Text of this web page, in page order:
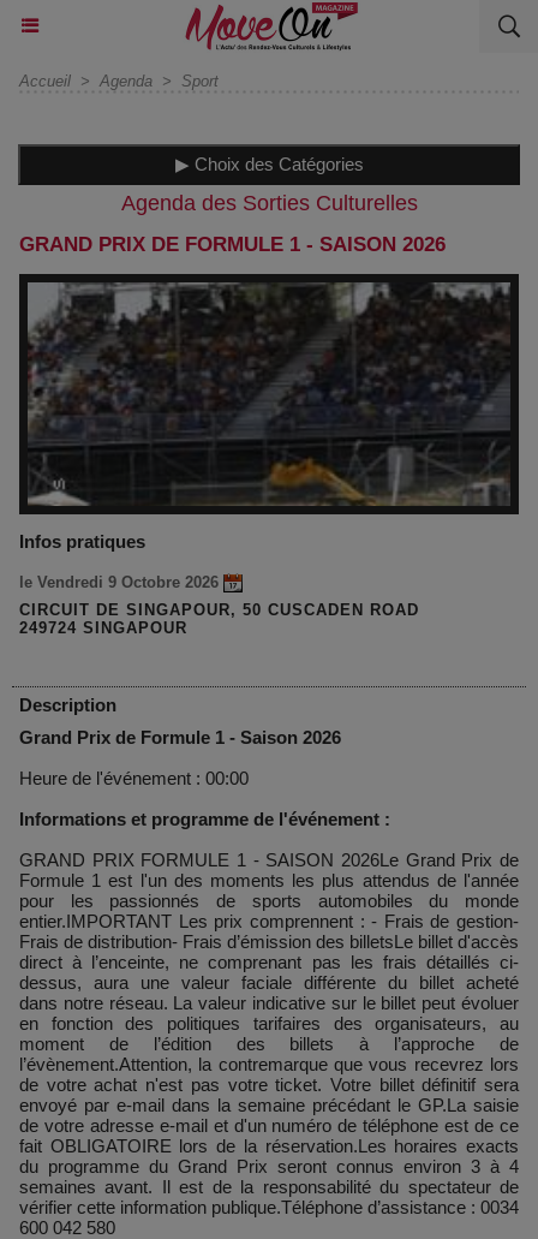
Accueil > Agenda > Sport
▶ Choix des Catégories
Agenda des Sorties Culturelles
GRAND PRIX DE FORMULE 1 - SAISON 2026
Infos pratiques
le Vendredi 9 Octobre 2026
CIRCUIT DE SINGAPOUR, 50 CUSCADEN ROAD
249724 SINGAPOUR
Description
Grand Prix de Formule 1 - Saison 2026
Heure de l'événement : 00:00
Informations et programme de l'événement :
GRAND PRIX FORMULE 1 - SAISON 2026Le Grand Prix de
Formule 1 est l'un des moments les plus attendus de l'année
pour les passionnés de sports automobiles du monde
entier.IMPORTANT Les prix comprennent : - Frais de gestion-
Frais de distribution- Frais d’émission des billetsLe billet d'accès
direct à l’enceinte, ne comprenant pas les frais détaillés ci-
dessus, aura une valeur faciale différente du billet acheté
dans notre réseau. La valeur indicative sur le billet peut évoluer
en fonction des politiques tarifaires des organisateurs, au
moment de l’édition des billets à l’approche de
l’évènement.Attention, la contremarque que vous recevrez lors
de votre achat n'est pas votre ticket. Votre billet définitif sera
envoyé par e-mail dans la semaine précédant le GP.La saisie
de votre adresse e-mail et d'un numéro de téléphone est de ce
fait OBLIGATOIRE lors de la réservation.Les horaires exacts
du programme du Grand Prix seront connus environ 3 à 4
semaines avant. Il est de la responsabilité du spectateur de
vérifier cette information publique.Téléphone d’assistance : 0034
600 042 580